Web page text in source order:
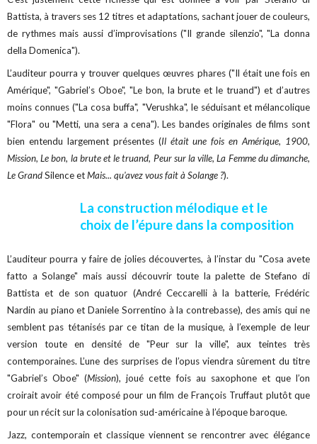
Battista, à travers ses 12 titres et adaptations, sachant jouer de couleurs,
de rythmes mais aussi d’improvisations ("Il grande silenzio", "La donna
della Domenica").
L’auditeur pourra y trouver quelques œuvres phares ("Il était une fois en
Amérique", "Gabriel’s Oboe", "Le bon, la brute et le truand") et d’autres
moins connues ("La cosa buffa", "Verushka", le séduisant et mélancolique
"Flora" ou "Metti, una sera a cena"). Les bandes originales de films sont
bien entendu largement présentes (Il était une fois en Amérique, 1900,
Mission, Le bon, la brute et le truand, Peur sur la ville, La Femme du dimanche,
Le GrandSilence etMais... qu'avez vous fait à Solange ?).
La construction mélodique et le
choix de l’épure dans la composition
L’auditeur pourra y faire de jolies découvertes, à l’instar du "Cosa avete
fatto a Solange" mais aussi découvrir toute la palette de Stefano di
Battista et de son quatuor (André Ceccarelli à la batterie, Frédéric
Nardin au piano et Daniele Sorrentino à la contrebasse), des amis qui ne
semblent pas tétanisés par ce titan de la musique, à l’exemple de leur
version toute en densité de "Peur sur la ville", aux teintes très
contemporaines. L’une des surprises de l’opus viendra sûrement du titre
"Gabriel’s Oboe" (Mission), joué cette fois au saxophone et que l’on
croirait avoir été composé pour un film de François Truffaut plutôt que
pour un récit sur la colonisation sud-américaine à l’époque baroque.
Jazz, contemporain et classique viennent se rencontrer avec élégance